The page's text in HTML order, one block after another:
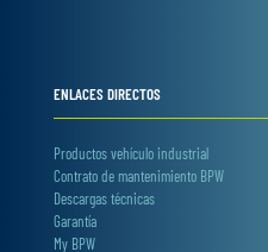
ENLACES DIRECTOS
Productos vehículo industrial
Contrato de mantenimiento BPW
Descargas técnicas
Garantía
My BPW